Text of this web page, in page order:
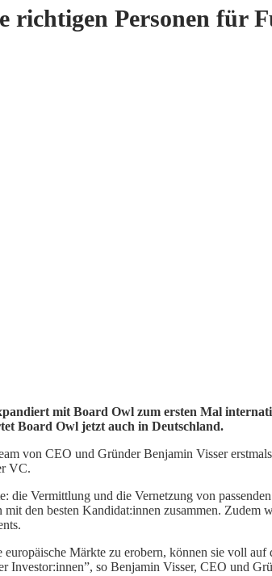
Personen für
mit Board Owl zum ersten Mal
Board Owl jetzt auch in Deutschland.
von CEO und Gründer Benjamin Visser
VC.
Vermittlung und die Vernetzung von
den besten Kandidat:innen zusammen.
Märkte zu erobern, können sie voll
Investor:innen”, so Benjamin Visser, CEO und